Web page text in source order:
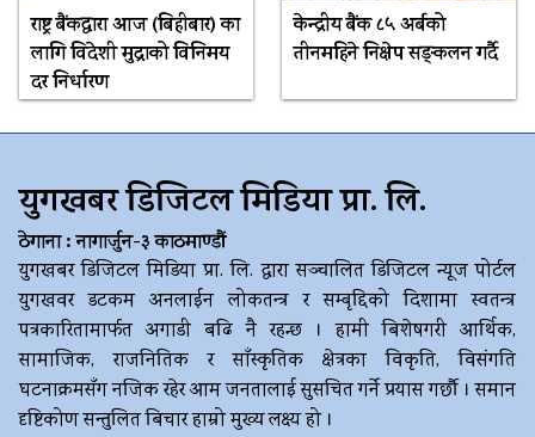
राष्ट्र बैंकद्धारा आज (बिहीबार) का
लागि विदेशी मुद्राको विनिमय
दर निर्धारण
केन्द्रीय बैंक ८५ अर्बको
तीनमहिने निक्षेप सङ्कलन गर्दै
युगखबर डिजिटल मिडिया प्रा. लि.
ठेगाना : नागार्जुन-३ काठमाण्डौं
युगखबर डिजिटल मिडिया प्रा. लि. द्धारा सञ्चालित डिजिटल न्यूज पोर्टल
युगखवर डटकम अनलाईन लोकतन्त्र र सम्बृद्दिको दिशामा स्वतन्त्र
पत्रकारितामार्फत अगाडी बढि नै रहन्छ । हामी बिशेषगरी आर्थिक,
सामाजिक, राजनितिक र साँस्कृतिक क्षेत्रका विकृति, विसंगति
घटनाक्रमसँग नजिक रहेर आम जनतालाई सुसचित गर्ने प्रयास गर्छौ । समान
दृष्टिकोण सन्तुलित बिचार हाम्रो मुख्य लक्ष्य हो ।